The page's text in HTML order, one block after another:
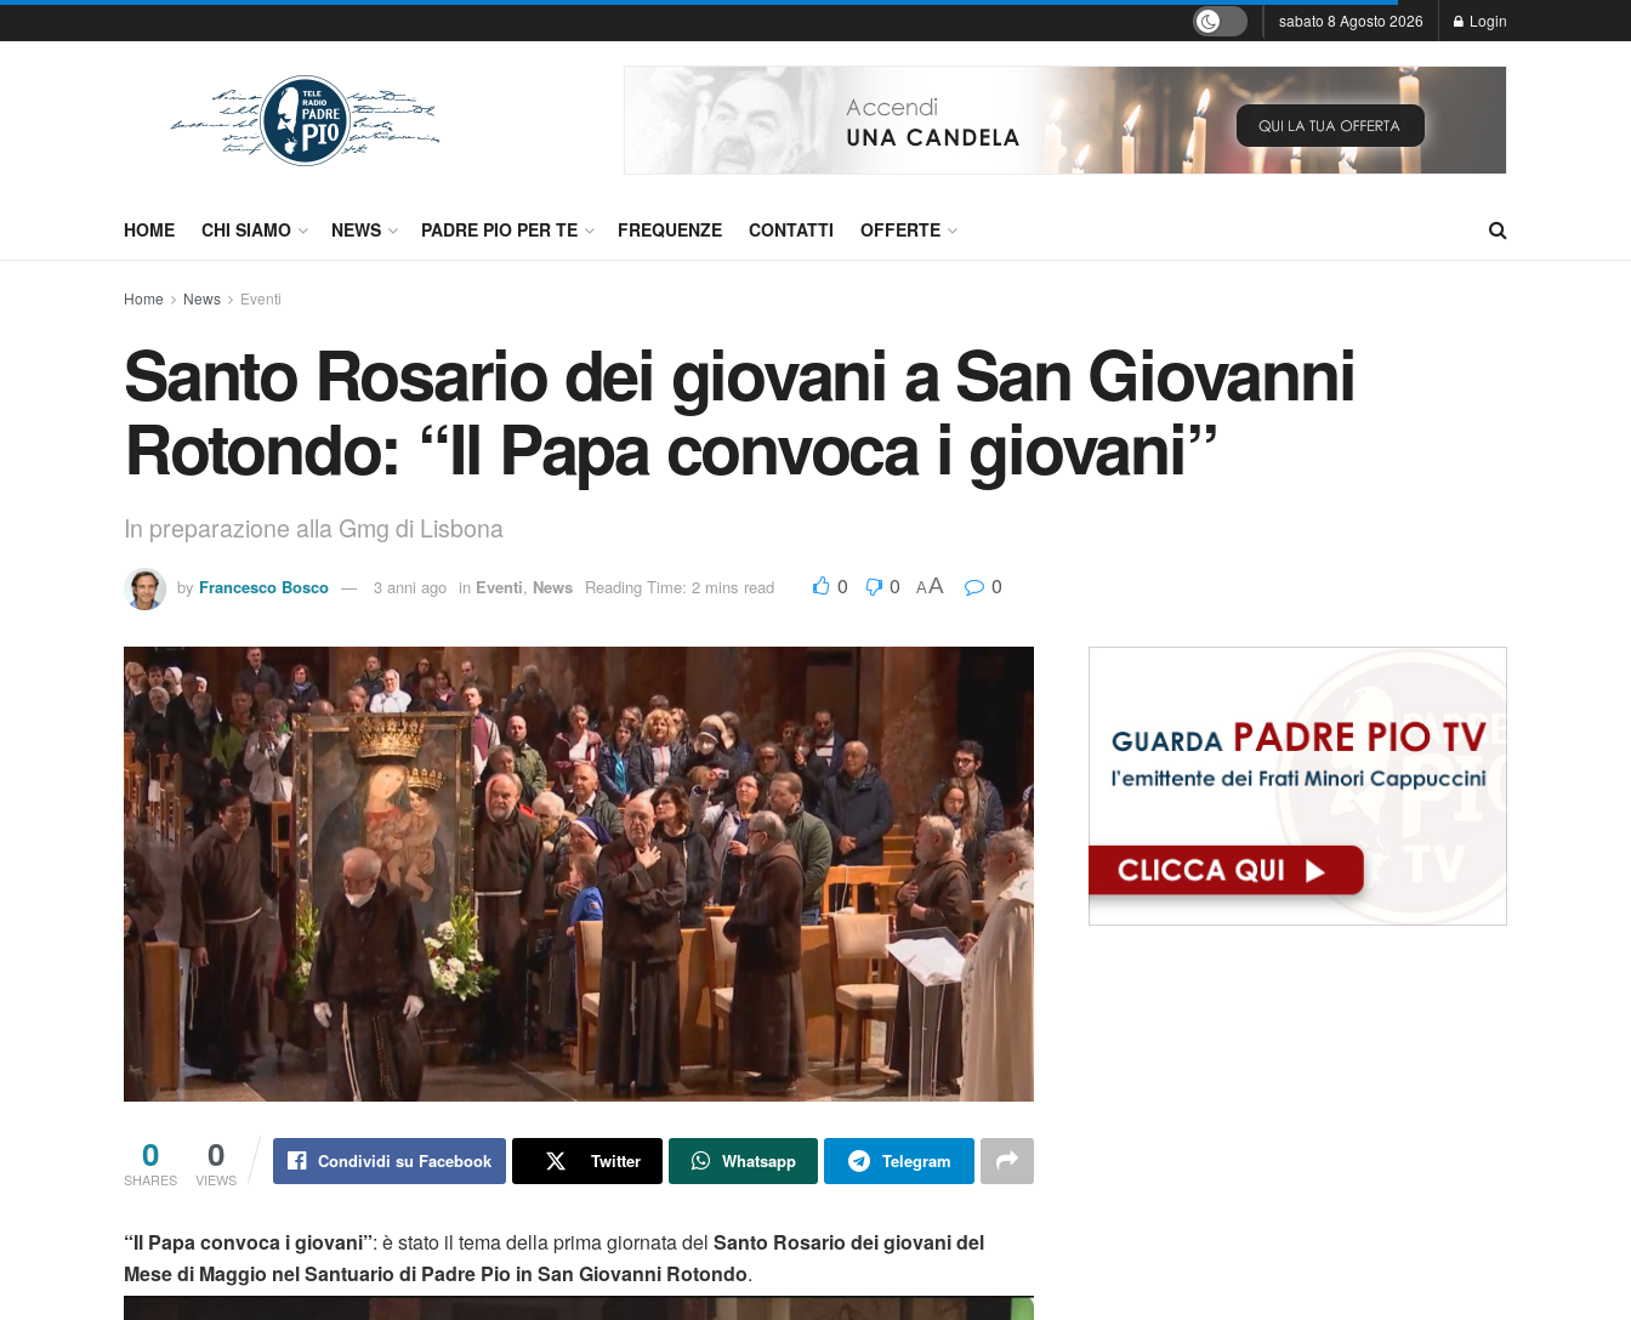
sabato 8 Agosto 2026 Login
HOME CHI SIAMO NEWS PADRE PIO PER TE FREQUENZE CONTATTI OFFERTE
Home News Eventi
Santo Rosario dei giovani a San Giovanni
Rotondo: “Il Papa convoca i giovani”
In preparazione alla Gmg di Lisbona
by Francesco Bosco 3 anni ago in Eventi, News Reading Time: 2 mins read 0 0 AA 0
0
SHARES
0
VIEWS
Condividi su Facebook Twitter Whatsapp Telegram
“Il Papa convoca i giovani”: è stato il tema della prima giornata del Santo Rosario dei giovani del
Mese di Maggio nel Santuario di Padre Pio in San Giovanni Rotondo.